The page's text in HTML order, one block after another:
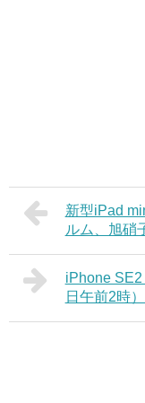
新型iPad
ルム、旭硝
iPhone
日午前2時